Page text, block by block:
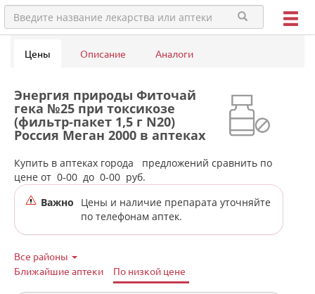
Цены Описание Аналоги
Энергия природы Фиточай
гека №25 при токсикозе
(фильтр-пакет 1,5 г N20)
Россия Меган 2000 в аптеках
Купить в аптеках города
предложений сравнить по
цене от 0-00 до 0-00 руб.
Важно
Цены и наличие препарата уточняйте
по телефонам аптек.
Все районы
Ближайшие аптеки
По низкой цене